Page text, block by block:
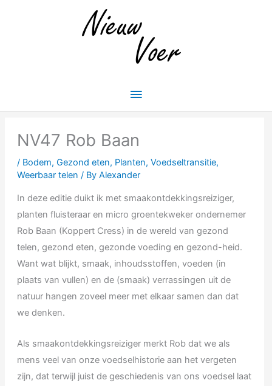
Menu
NV47 Rob Baan
/ Bodem, Gezond eten, Planten, Voedseltransitie,
Weerbaar telen / By Alexander
In deze editie duikt ik met smaakontdekkingsreiziger,
planten fluisteraar en micro groentekweker ondernemer
Rob Baan (Koppert Cress) in de wereld van gezond
telen, gezond eten, gezonde voeding en gezond-heid.
Want wat blijkt, smaak, inhoudsstoffen, voeden (in
plaats van vullen) en de (smaak) verrassingen uit de
natuur hangen zoveel meer met elkaar samen dan dat
we denken.
Als smaakontdekkingsreiziger merkt Rob dat we als
mens veel van onze voedselhistorie aan het vergeten
zijn, dat terwijl juist de geschiedenis van ons voedsel laat